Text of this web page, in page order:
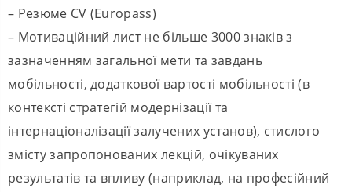
– Резюме СV (Europass)
– Мотиваційний лист не більше 3000 знаків з
зазначенням загальної мети та завдань
мобільності, додаткової вартості мобільності (в
контексті стратегій модернізації та
інтернаціоналізації залучених установ), стислого
змісту запропонованих лекцій, очікуваних
результатів та впливу (наприклад, на професійний